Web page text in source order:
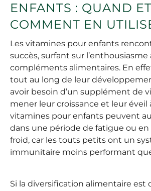
ENFANTS : QUAND ET
COMMENT EN
Les vitamines pour enfants
succès, surfant sur
compléments alimentaires. En
tout au long de leur
avoir besoin d’un supplément de
mener leur croissance et leur éveil
vitamines pour enfants peuvent
dans une période de fatigue ou en
froid, car les touts petits ont un
immunitaire moins performant
Si la diversification alimentaire est